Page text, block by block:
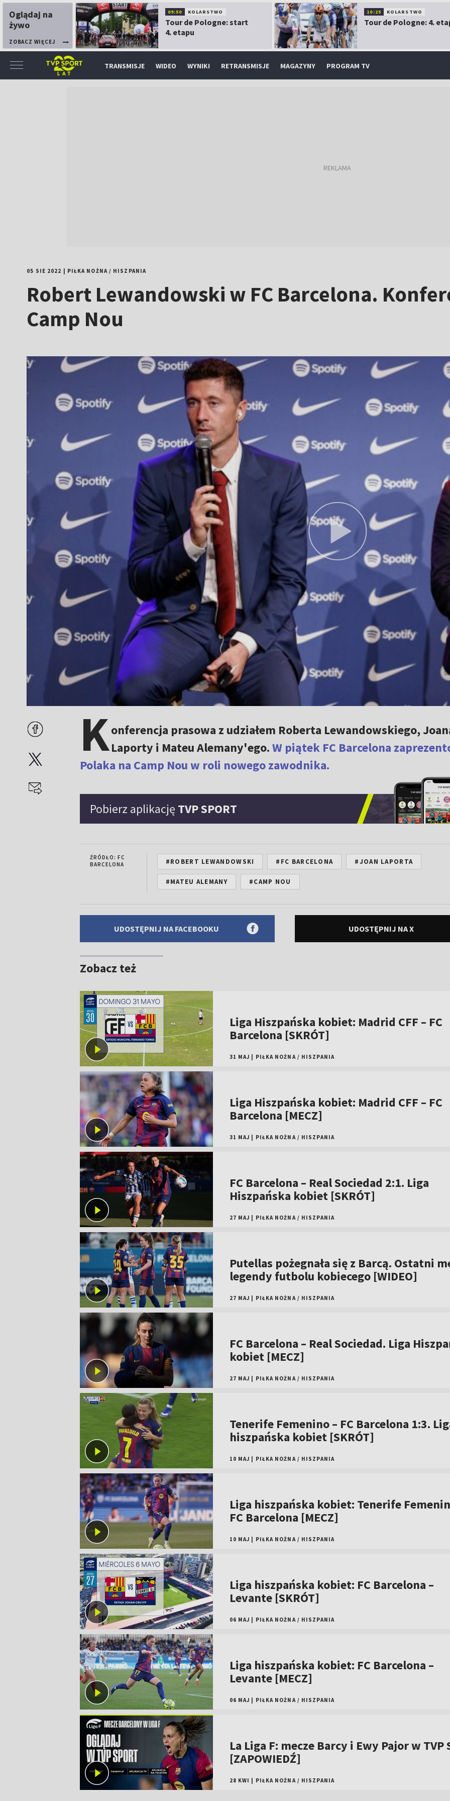
Oglądaj na
żywo
ZOBACZ WIĘCEJ
09:50 KOLARSTWO
Tour de Pologne: start
4. etapu
10:25 KOLARSTWO
Tour de Pologne: 4.
TRANSMISJE WIDEO WYNIKI RETRANSMISJE MAGAZYNY PROGRAM TV
05 SIE 2022 PIŁKA NOŻNA/ HISZPANIA
Robert Lewandowski w FC Barcelona.
Camp Nou
Konferencja prasowa z udziałem Roberta Lewandowskiego,
Laporty i Mateu Alemany'ego.W piątek FC Barcelona
Polaka na Camp Nou w roli nowego zawodnika.
Pobierz aplikację TVP SPORT
ŹRÓDŁO: FC
BARCELONA
#ROBERT LEWANDOWSKI #FC BARCELONA #JOAN LAPORTA
#MATEU ALEMANY #CAMP NOU
UDOSTĘPNIJ NA FACEBOOKU UDOSTĘPNIJ NA X
Zobacz też
Liga Hiszpańska kobiet: Madrid CFF – FC
Barcelona [SKRÓT]
31 MAJ PIŁKA NOŻNA / HISZPANIA
Liga Hiszpańska kobiet: Madrid CFF – FC
Barcelona [MECZ]
31 MAJ PIŁKA NOŻNA / HISZPANIA
FC Barcelona – Real Sociedad 2:1. Liga
Hiszpańska kobiet [SKRÓT]
27 MAJ PIŁKA NOŻNA / HISZPANIA
Putellas pożegnała się z Barcą. Ostatni
legendy futbolu kobiecego [WIDEO]
27 MAJ PIŁKA NOŻNA / HISZPANIA
FC Barcelona – Real Sociedad. Liga
kobiet [MECZ]
27 MAJ PIŁKA NOŻNA / HISZPANIA
Tenerife Femenino – FC Barcelona 1:3.
hiszpańska kobiet [SKRÓT]
10 MAJ PIŁKA NOŻNA / HISZPANIA
Liga hiszpańska kobiet: Tenerife
FC Barcelona [MECZ]
10 MAJ PIŁKA NOŻNA / HISZPANIA
Liga hiszpańska kobiet: FC Barcelona –
Levante [SKRÓT]
06 MAJ PIŁKA NOŻNA / HISZPANIA
Liga hiszpańska kobiet: FC Barcelona –
Levante [MECZ]
06 MAJ PIŁKA NOŻNA / HISZPANIA
La Liga F: mecze Barcy i Ewy Pajor w TVP
[ZAPOWIEDŹ]
28 KWI PIŁKA NOŻNA / HISZPANIA